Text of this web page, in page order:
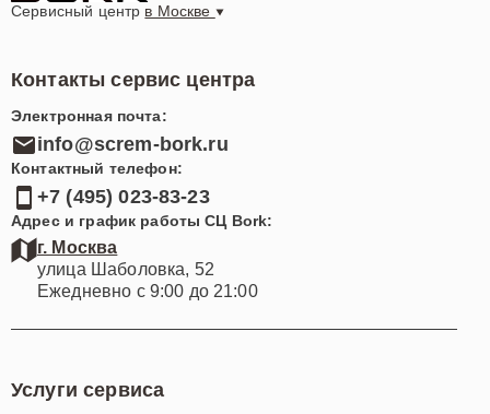
Сервисный центр в Москве
Контакты сервис центра
Электронная почта:
info@screm-bork.ru
Контактный телефон:
+7 (495) 023-83-23
Адрес и график работы СЦ Bork:
г. Москва
улица Шаболовка, 52
Ежедневно с 9:00 до 21:00
Услуги сервиса